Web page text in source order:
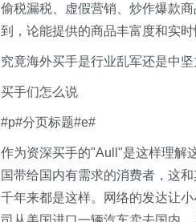
偷税漏税、虚假营销、炒作爆款
到，论能提供的商品丰富度和实
究竟海外买手是行业乱军还是中
买手们怎么说
#p#分页标题#e#
作为资深买手的"Aull"是这样理解
国带给国内有需求的消费者，这
千年来都是这样。网络的发达让